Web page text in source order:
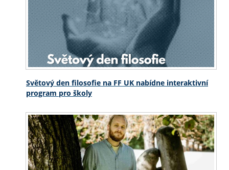
Světový den filosofie na FF UK nabídne interaktivní
program pro školy